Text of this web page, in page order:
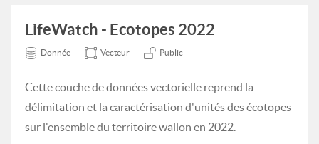
LifeWatch - Ecotopes 2022
Donnée Vecteur Public
Cette couche de données vectorielle reprend la
délimitation et la caractérisation d'unités des écotopes
sur l'ensemble du territoire wallon en 2022.